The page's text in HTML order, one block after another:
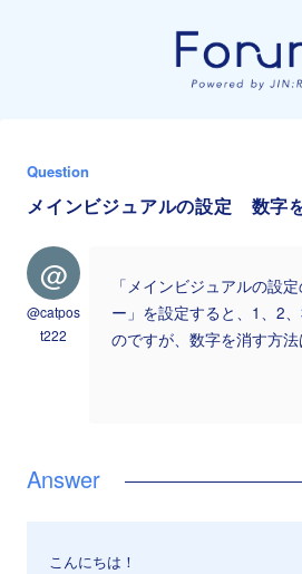
Question
メインビジュアルの設定 数字
@
@catpos
t222
「メインビジュアルの設
ー」を設定すると、1、2
のですが、数字を消す方
こんにちは！